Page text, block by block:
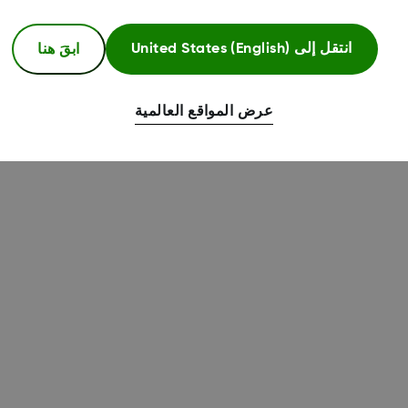
انتقل إلى United States (English) ابقَ هنا
عرض المواقع العالمية